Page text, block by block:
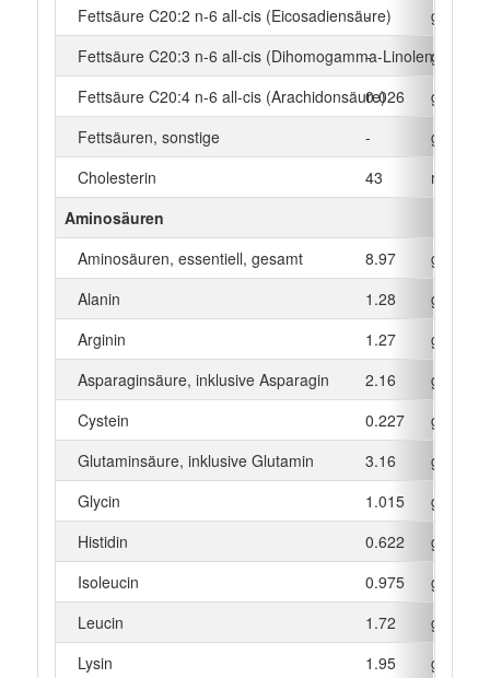
Fettsäure C20:2 n-6 all-cis (Eicosadiensäure)
-
g
Fettsäure C20:3 n-6 all-cis (Dihomogamma-Linolensäure)
-
g
Fettsäure C20:4 n-6 all-cis (Arachidonsäure)0.026
g
Fettsäuren, sonstige
-
g
Cholesterin
43
mg
Aminosäuren
Aminosäuren, essentiell, gesamt
8.97
g
Alanin
1.28
g
Arginin
1.27
g
Asparaginsäure, inklusive Asparagin
2.16
g
Cystein
0.227
g
Glutaminsäure, inklusive Glutamin
3.16
g
Glycin
1.015
g
Histidin
0.622
g
Isoleucin
0.975
g
Leucin
1.72
g
Lysin
1.95
g